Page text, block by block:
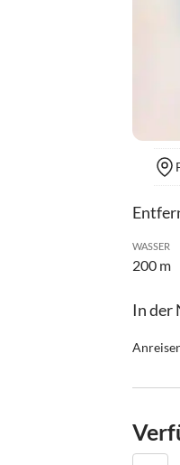
WASSER
200 m
In der
(B158)